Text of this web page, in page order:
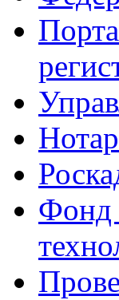
Фонд